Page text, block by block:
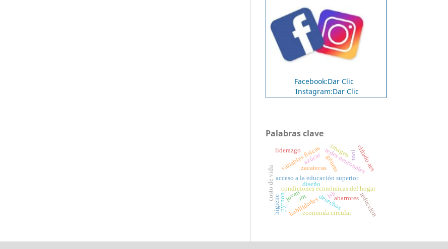
Facebook:Dar Clic
Instagram:Dar Clic
Palabras clave
acceso a la educación superior
condiciones económicas del hogar
costo de vida zacatecas
iot
redes neuronales
variables físicas
abarrotes
desechos
economía circular reducción
género
habilidades
imagen
liderazgo
azúcar
diseño
cifrado aes
lsb
python
tool
higiene joven